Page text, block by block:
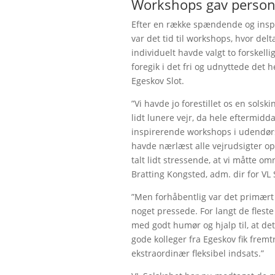
Workshops gav
Efter en række spændende og
var det tid til workshops, hvor
individuelt havde valgt to
foregik i det fri og udnyttede det
Egeskov Slot.
”Vi havde jo forestillet os en
lidt lunere vejr, da hele
inspirerende workshops i
havde nærlæst alle vejrudsigter
talt lidt stressende, at vi måtte
Bratting Kongsted, adm. dir for
”Men forhåbentlig var det
noget pressede. For langt de
med godt humør og hjalp til, at
gode kolleger fra Egeskov fik
ekstraordinær fleksibel indsats.”